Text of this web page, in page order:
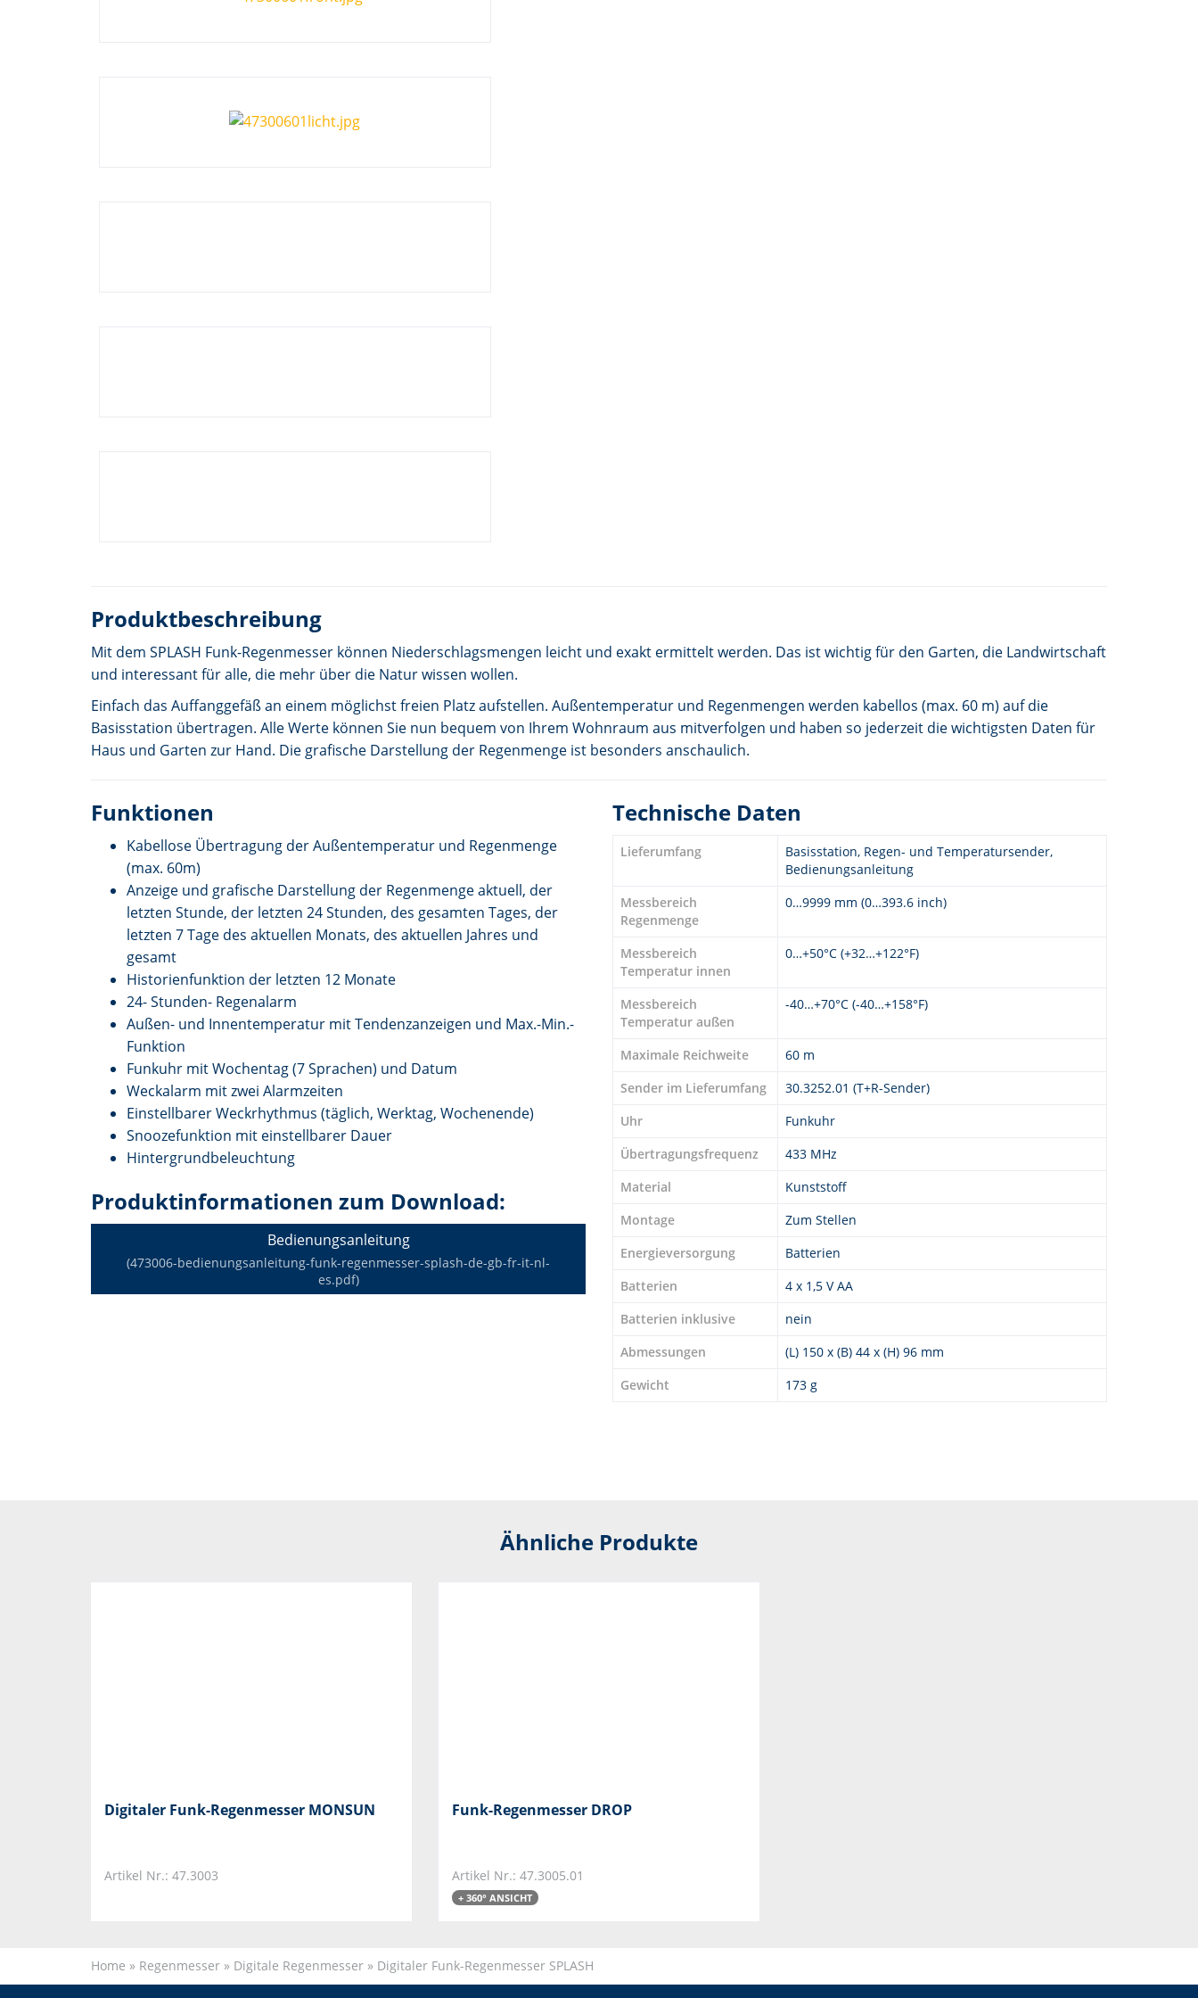
Produktbeschreibung
Mit dem SPLASH Funk-Regenmesser können Niederschlagsmengen leicht und exakt ermittelt werden. Das ist wichtig für den Garten, die Landwirtschaft
und interessant für alle, die mehr über die Natur wissen wollen.
Einfach das Auffanggefäß an einem möglichst freien Platz aufstellen. Außentemperatur und Regenmengen werden kabellos (max. 60 m) auf die
Basisstation übertragen. Alle Werte können Sie nun bequem von Ihrem Wohnraum aus mitverfolgen und haben so jederzeit die wichtigsten Daten für
Haus und Garten zur Hand. Die grafische Darstellung der Regenmenge ist besonders anschaulich.
Funktionen
Kabellose Übertragung der Außentemperatur und Regenmenge
(max. 60m)
Anzeige und grafische Darstellung der Regenmenge aktuell, der
letzten Stunde, der letzten 24 Stunden, des gesamten Tages, der
letzten 7 Tage des aktuellen Monats, des aktuellen Jahres und
gesamt
Historienfunktion der letzten 12 Monate
24- Stunden- Regenalarm
Außen- und Innentemperatur mit Tendenzanzeigen und Max.-Min.-
Funktion
Funkuhr mit Wochentag (7 Sprachen) und Datum
Weckalarm mit zwei Alarmzeiten
Einstellbarer Weckrhythmus (täglich, Werktag, Wochenende)
Snoozefunktion mit einstellbarer Dauer
Hintergrundbeleuchtung
Produktinformationen zum Download:
Bedienungsanleitung
(473006-bedienungsanleitung-funk-regenmesser-splash-de-gb-fr-it-nl-
es.pdf)
Technische Daten
Lieferumfang
Basisstation, Regen- und Temperatursender,
Bedienungsanleitung
Messbereich
Regenmenge
0…9999 mm (0…393.6 inch)
Messbereich
Temperatur innen
0…+50°C (+32…+122°F)
Messbereich
Temperatur außen
-40…+70°C (-40…+158°F)
Maximale Reichweite
60 m
Sender im Lieferumfang
30.3252.01 (T+R-Sender)
Uhr
Funkuhr
Übertragungsfrequenz
433 MHz
Material
Kunststoff
Montage
Zum Stellen
Energieversorgung
Batterien
Batterien
4 x 1,5 V AA
Batterien inklusive
nein
Abmessungen
(L) 150 x (B) 44 x (H) 96 mm
Gewicht
173 g
Ähnliche Produkte
Digitaler Funk-Regenmesser MONSUN
Artikel Nr.: 47.3003
Funk-Regenmesser DROP
Artikel Nr.: 47.3005.01
+ 360° ANSICHT
Home » Regenmesser » Digitale Regenmesser » Digitaler Funk-Regenmesser SPLASH